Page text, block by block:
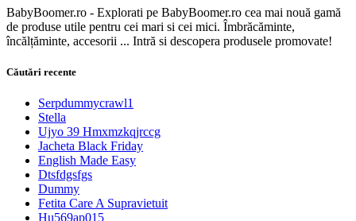
BabyBoomer.ro - Explorati pe BabyBoomer.ro cea mai nouă gamă
de produse utile pentru cei mari si cei mici. Îmbrăcăminte,
încălțăminte, accesorii ... Intră si descopera produsele promovate!
Căutări recente
Serpdummycrawl1
Stella
Ujyo 39 Hmxmzkqjrccg
Jacheta Black Friday
English Made Easy
Dtsfdgsfgs
Dummy
Fetita Care A Supravietuit
Hu569ap015